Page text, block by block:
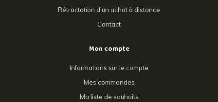
Rétractation d’un achat à distance
Contact
Mon compte
Informations sur le compte
Mes commandes
Ma liste de souhaits